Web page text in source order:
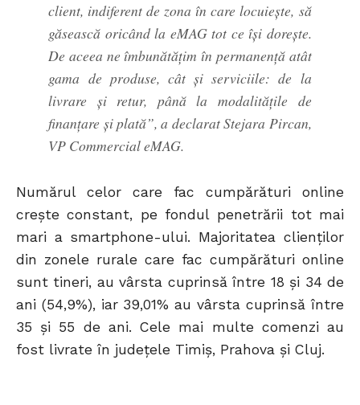
client, indiferent de zona în care locuiește, să
găsească oricând la eMAG tot ce își dorește.
De aceea ne îmbunătățim în permanență atât
gama de produse, cât și serviciile: de la
livrare și retur, până la modalitățile de
finanțare și plată”, a declarat Stejara Pircan,
VP Commercial eMAG.
Numărul celor care fac cumpărături online
crește constant, pe fondul penetrării tot mai
mari a smartphone-ului. Majoritatea clienților
din zonele rurale care fac cumpărături online
sunt tineri, au vârsta cuprinsă între 18 și 34 de
ani (54,9%), iar 39,01% au vârsta cuprinsă între
35 și 55 de ani. Cele mai multe comenzi au
fost livrate în județele Timiș, Prahova și Cluj.